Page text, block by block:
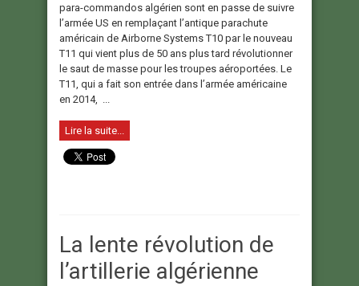
para-commandos algérien sont en passe de suivre
l’armée US en remplaçant l’antique parachute
américain de Airborne Systems T10 par le nouveau
T11 qui vient plus de 50 ans plus tard révolutionner
le saut de masse pour les troupes aéroportées. Le
T11, qui a fait son entrée dans l’armée américaine
en 2014, ...
Lire la suite...
La lente révolution de
l’artillerie algérienne